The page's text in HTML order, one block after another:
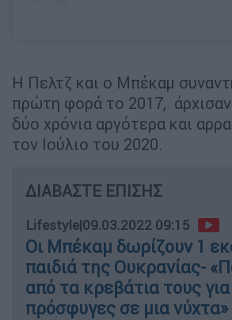
Η Πελτζ και ο Μπέκαμ
πρώτη φορά το 2017, άρχισαν
δύο χρόνια αργότερα και
τον Ιούλιο του 2020.
ΔΙΑΒΑΣΤΕ ΕΠΙΣΗΣ
Lifestyle|09.03.2022 09:15
Οι Μπέκαμ δωρίζουν 1
παιδιά της Ουκρανίας-
από τα κρεβάτια τους για
πρόσφυγες σε μια νύχτα»